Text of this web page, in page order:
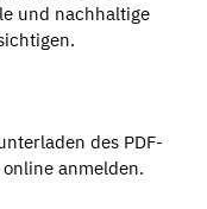
und nachhaltige
des PDF-
anmelden.